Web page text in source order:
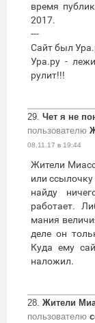
время
2017.
---
Сайт был
Ура.ру -
рулит!!!
29. Чет я не
пользователю
08.11.17 в 19:44
Жители
или
найду
работает.
мания
деле он
Куда ему
наложил.
28. Жители
пользователю